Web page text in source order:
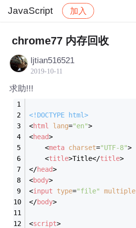
JavaScript 加入
社区 JavaScript 帖子详情
chrome77 内存回收
ljtian516521
2019-10-11
求助!!!
<!DOCTYPE html>
<html lang="en">
<head>
<meta charset="UTF-8">
<title>Title</title>
</head>
<body>
<input type="file" multiple
</body>
<script>